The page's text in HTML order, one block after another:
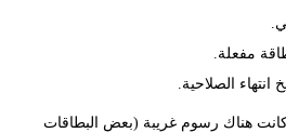
رسوم غريبة (بعض البطاقات